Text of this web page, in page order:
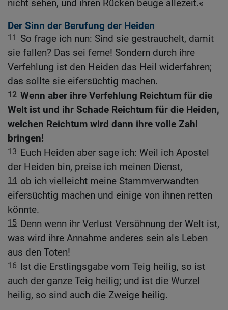
nicht sehen, und ihren Rücken beuge allezeit.«
Der Sinn der Berufung der Heiden
11
So frage ich nun: Sind sie gestrauchelt, damit
sie fallen? Das sei ferne! Sondern durch ihre
Verfehlung ist den Heiden das Heil widerfahren;
das sollte sie eifersüchtig machen.
12 Wenn aber ihre Verfehlung Reichtum für die
Welt ist und ihr Schade Reichtum für die Heiden,
welchen Reichtum wird dann ihre volle Zahl
bringen!
13 Euch Heiden aber sage ich: Weil ich Apostel
der Heiden bin, preise ich meinen Dienst,
14 ob ich vielleicht meine Stammverwandten
eifersüchtig machen und einige von ihnen retten
könnte.
15 Denn wenn ihr Verlust Versöhnung der Welt ist,
was wird ihre Annahme anderes sein als Leben
aus den Toten!
16 Ist die Erstlingsgabe vom Teig heilig, so ist
auch der ganze Teig heilig; und ist die Wurzel
heilig, so sind auch die Zweige heilig.